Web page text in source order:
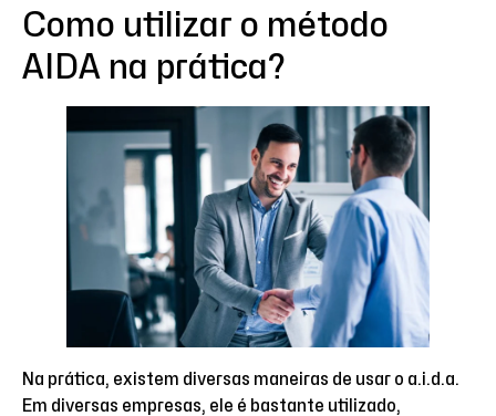
Como utilizar o método
AIDA na prática?
Na prática, existem diversas maneiras de usar o a.i.d.a.
Em diversas empresas, ele é bastante utilizado,